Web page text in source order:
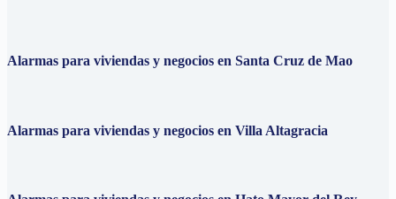
Alarmas para viviendas y negocios en Santa Cruz de Mao
Alarmas para viviendas y negocios en Villa Altagracia